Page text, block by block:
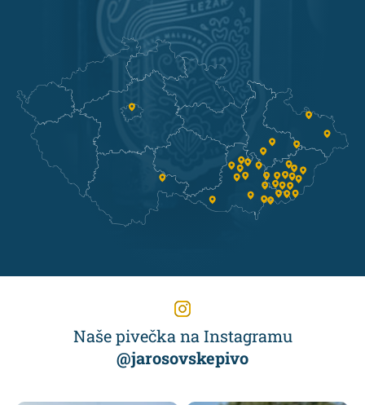
Naše pivečka na Instagramu
@jarosovskepivo